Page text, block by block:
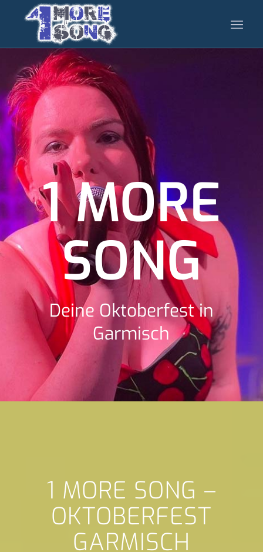
1 MORE
SONG
Deine Oktoberfest in
Garmisch
1 MORE SONG –
OKTOBERFEST
GARMISCH